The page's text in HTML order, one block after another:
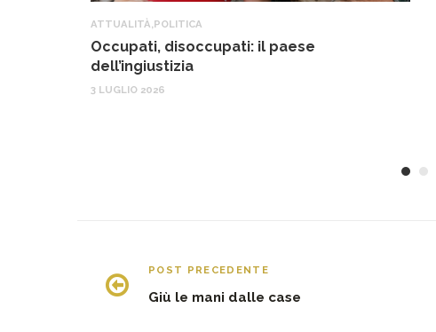
ATTUALITÀ POLITICA
Occupati, disoccupati: il paese
dell’ingiustizia
3 LUGLIO 2026
POST PRECEDENTE
Giù le mani dalle case